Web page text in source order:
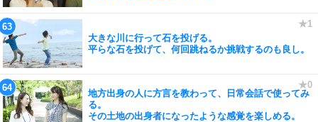
大きな川に行って石を投げる。
平らな石を投げて、何回跳ねるか挑戦するのも良し。
地方出身の人に方言を教わって、日常会話で使ってみ
る。
その土地の出身者になったような感覚を楽しめる。